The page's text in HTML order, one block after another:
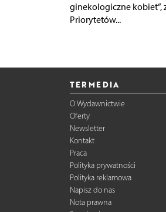
ginekologiczne
Priorytetów...
TERMEDIA
O Wydawnictwie
Oferty
Newsletter
Kontakt
Praca
Polityka prywatności
Polityka reklamowa
Napisz do nas
Nota prawna